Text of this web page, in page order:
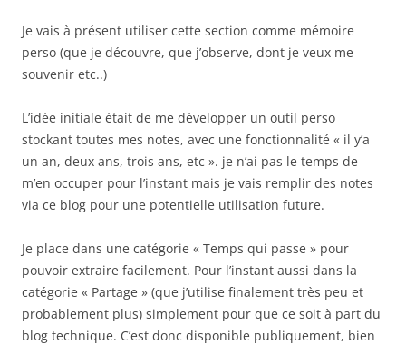
Je vais à présent utiliser cette section comme mémoire
perso (que je découvre, que j’observe, dont je veux me
souvenir etc..)
L’idée initiale était de me développer un outil perso
stockant toutes mes notes, avec une fonctionnalité « il y’a
un an, deux ans, trois ans, etc ». je n’ai pas le temps de
m’en occuper pour l’instant mais je vais remplir des notes
via ce blog pour une potentielle utilisation future.
Je place dans une catégorie « Temps qui passe » pour
pouvoir extraire facilement. Pour l’instant aussi dans la
catégorie « Partage » (que j’utilise finalement très peu et
probablement plus) simplement pour que ce soit à part du
blog technique. C’est donc disponible publiquement, bien